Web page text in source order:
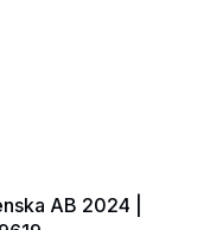
AB 2024 |